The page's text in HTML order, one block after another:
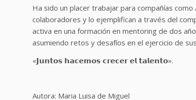
Ha sido un placer trabajar para compañías
colaboradores y lo ejemplifican a través del
activa en una formación en mentoring de dos
asumiendo retos y desafíos en el ejercicio de
«𝗝𝘂𝗻𝘁𝗼𝘀 𝗵𝗮𝗰𝗲𝗺𝗼𝘀 𝗰𝗿𝗲𝗰𝗲𝗿 𝗲𝗹 𝘁𝗮𝗹𝗲𝗻𝘁𝗼».
Autora: Maria Luisa de Miguel